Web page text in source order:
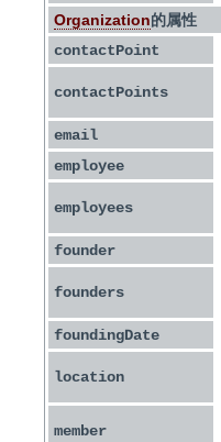
Organization的属性
contactPoint
contactPoints
email
employee
employees
founder
founders
foundingDate
location
member